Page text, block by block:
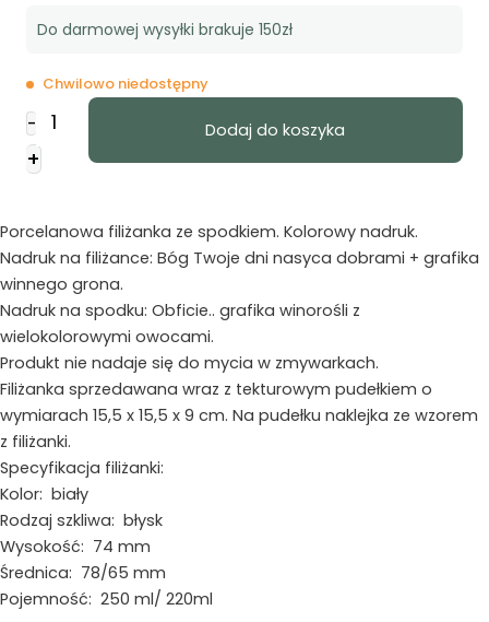
Do darmowej wysyłki brakuje 150zł
Chwilowo niedostępny
-
ilość
Filiżanka
-
dni
+
Dodaj do koszyka
Porcelanowa filiżanka ze spodkiem. Kolorowy nadruk.
Nadruk na filiżance: Bóg Twoje dni nasyca dobrami + grafika
winnego grona.
Nadruk na spodku: Obficie.. grafika winorośli z
wielokolorowymi owocami.
Produkt nie nadaje się do mycia w zmywarkach.
Filiżanka sprzedawana wraz z tekturowym pudełkiem o
wymiarach 15,5 x 15,5 x 9 cm. Na pudełku naklejka ze wzorem
z filiżanki.
Specyfikacja filiżanki:
Kolor: biały
Rodzaj szkliwa: błysk
Wysokość: 74 mm
Średnica: 78/65 mm
Pojemność: 250 ml/ 220ml